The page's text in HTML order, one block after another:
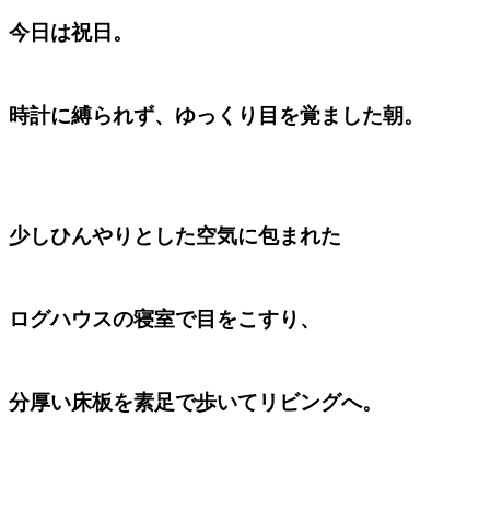
今日は祝日。
時計に縛られず、ゆっくり目を覚ました朝。
少しひんやりとした空気に包まれた
ログハウスの寝室で目をこすり、
分厚い床板を素足で歩いてリビングへ。